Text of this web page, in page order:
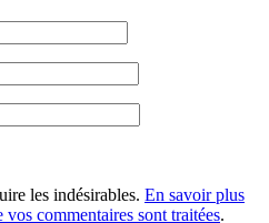
les indésirables. En savoir plus
commentaires sont traitées.